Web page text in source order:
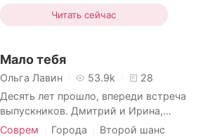
мечтает о любви этой девчонки. О
любви? Нет! Только о власти над ее
любовь? Точно не мне. Нет, я просто
хочу ее в свою постель.
18+ / Эротика
Похоть
Разница в возрасте
Читать сейчас
Мало тебя
Ольга Лавин 53.9k
28
Десять лет прошло, впереди встреча
выпускников. Дмитрий и Ирина,
бывшие одноклассники и...
Соврем Города
Второй шанс